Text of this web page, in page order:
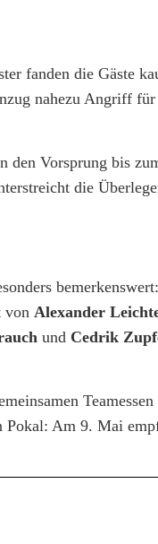
fanden die Gäste
nahezu Angriff für
den Vorsprung bis
die
von Alexander
und Cedrik
Pokal: Am 9. Mai